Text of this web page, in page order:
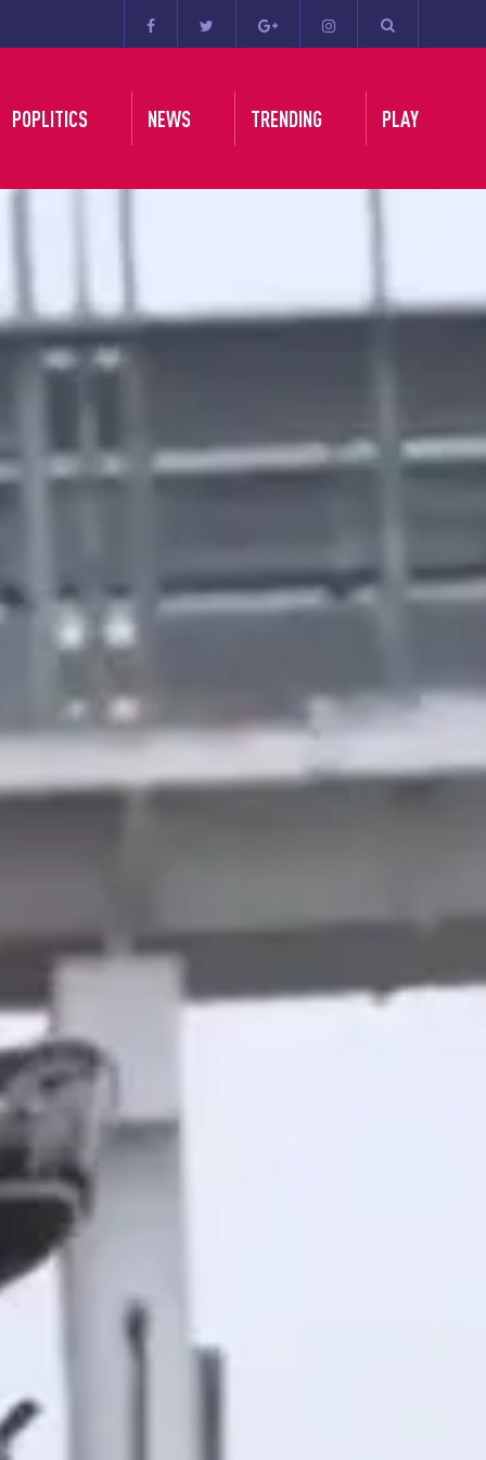
POPLITICS NEWS TRENDING PLAY